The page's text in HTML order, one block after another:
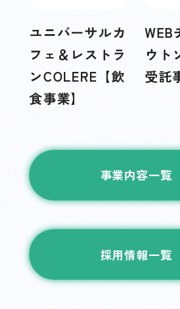
ユニバーサルカ
フェ＆レストラ
ンCOLERE【飲
食事業】
WEB
ウト
受託
事業内容一覧
採用情報一覧